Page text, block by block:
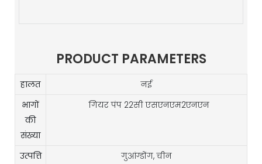
PRODUCT PARAMETERS
हालत
नई
भागों
की
संख्या
गियर पंप 22सी एसएनएम2एनएन
उत्पत्ति
गुआंग्डोंग, चीन